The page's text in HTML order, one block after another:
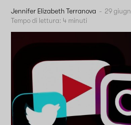
Jennifer Elizabeth Terranova - 29
Tempo di lettura: 4 minuti